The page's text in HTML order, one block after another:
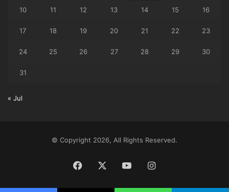
10 11 12 13 14 15 16
17 18 19 20 21 22 23
24 25 26 27 28 29 30
31
« Jul
© Copyright 2026, All Rights Reserved.
Facebook YouTubeInstagram